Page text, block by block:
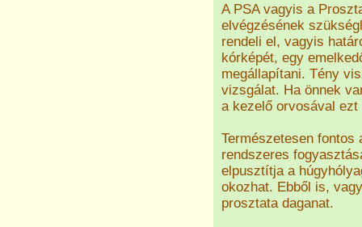
A PSA vagyis a
elvégzésének
rendeli el, vagyis
kórképét, egy
megállapítani. Tény
vizsgálat. Ha önnek
a kezelő orvosával
Természetesen fontos
rendszeres
elpusztítja a
okozhat. Ebből is,
prosztata daganat.